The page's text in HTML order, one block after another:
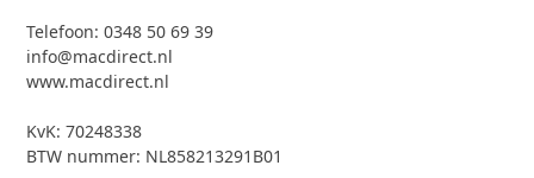
Telefoon: 0348 50 69 39
info@macdirect.nl
www.macdirect.nl
KvK: 70248338
BTW nummer: NL858213291B01